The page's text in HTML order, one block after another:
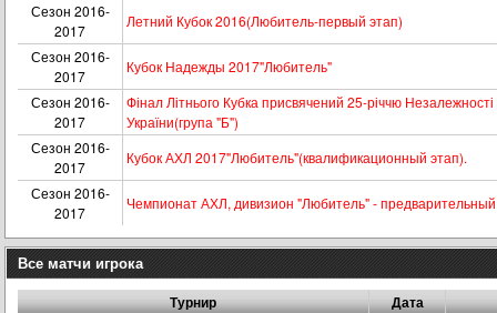
Сезон 2016-
2017
Летний Кубок 2016(Любитель-первый этап)
Сезон 2016-
2017
Кубок Надежды 2017"Любитель"
Сезон 2016-
2017
Фінал Літнього Кубка присвячений 25-річчю Незалежності
України(група "Б")
Сезон 2016-
2017
Кубок АХЛ 2017"Любитель"(квалификационный этап).
Сезон 2016-
2017
Чемпионат АХЛ, дивизион "Любитель" -
Все матчи игрока
Турнир Дата